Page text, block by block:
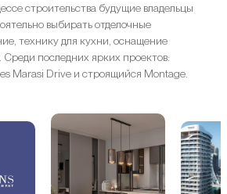
строительства будущие владельцы
выбирать отделочные
технику для кухни, оснащение
последних ярких проектов:
Marasi Drive и строящийся Montage.